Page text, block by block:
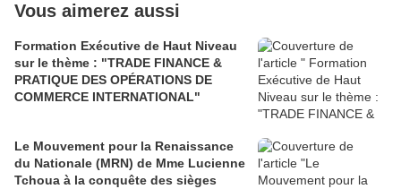
Vous aimerez aussi
Formation Exécutive de Haut Niveau
sur le thème : "TRADE FINANCE &
PRATIQUE DES OPÉRATIONS DE
COMMERCE INTERNATIONAL"
Le Mouvement pour la Renaissance
du Nationale (MRN) de Mme Lucienne
Tchoua à la conquête des sièges